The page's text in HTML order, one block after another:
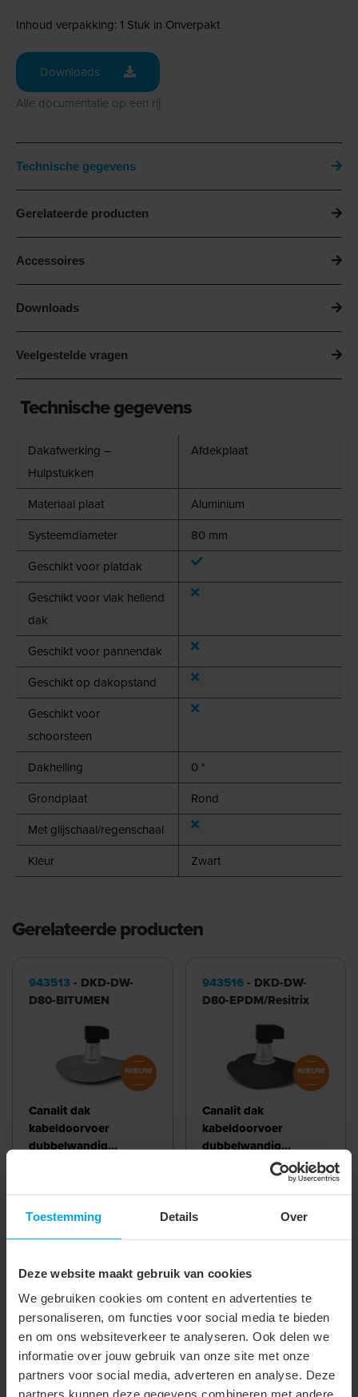
Toestemming Details Over
Deze website maakt gebruik van cookies
We gebruiken cookies om content en advertenties te
personaliseren, om functies voor social media te bieden
en om ons websiteverkeer te analyseren. Ook delen we
informatie over jouw gebruik van onze site met onze
partners voor social media, adverteren en analyse. Deze
partners kunnen deze gegevens combineren met andere
Inhoud verpakking: 1 Stuk in Onverpakt
Downloads
Alle documentatie op een rij
Technische gegevens
Gerelateerde producten
Accessoires
Downloads
Veelgestelde vragen
Technische gegevens
Dakafwerking –
Hulpstukken
Afdekplaat
Materiaal plaat
Aluminium
Systeemdiameter
80 mm
Geschikt voor platdak
Geschikt voor vlak hellend
dak
Geschikt voor pannendak
Geschikt op dakopstand
Geschikt voor
schoorsteen
Dakhelling
0 °
Grondplaat
Rond
Met glijschaal/regenschaal
Kleur
Zwart
Gerelateerde producten
943513- DKD-DW-
D80-BITUMEN
Canalit dak
kabeldoorvoer
dubbelwandig
943513
dakdoorvoer met
bitumen manchet. PV,
airco of warmtepomp
door een plat dak is
943516- DKD-DW-
D80-EPDM/Resitrix
Canalit dak
kabeldoorvoer
dubbelwandig
geïsoleerd Ø80mm,
EPDM (Resitrix)
manchet | 943516
Dubbelwandige
Ø80mm geïsoleerde
dakdoorvoer met
zelfklevende EPDM
warmtepomp kabels en